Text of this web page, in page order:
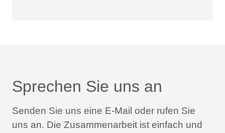
Sprechen Sie uns an
Senden Sie uns eine E-Mail oder rufen Sie
uns an. Die Zusammenarbeit ist einfach und